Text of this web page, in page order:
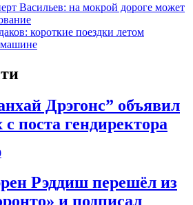
Васильев: на мокрой дороге может
короткие поездки летом
машине
Дрэгонс” объявил
поста гендиректора
Рэддиш перешёл из
и подписал